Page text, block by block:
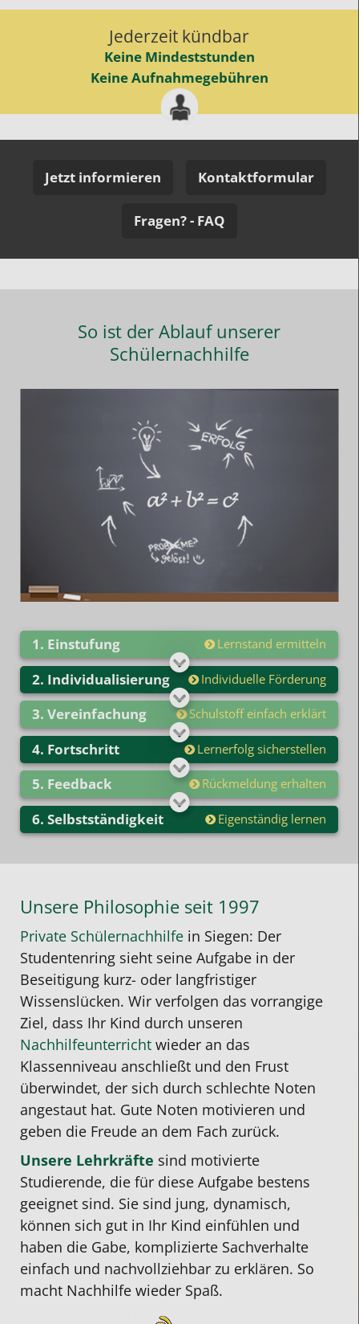
Jederzeit kündbar
Keine Mindeststunden
Keine Aufnahmegebühren
Jetzt informieren Kontaktformular
Fragen? - FAQ
So ist der Ablauf unserer
Schülernachhilfe
Einstufung Lernstand ermitteln
Individualisierung Individuelle Förderung
Vereinfachung Schulstoff einfach erklärt
Fortschritt Lernerfolg sicherstellen
Feedback Rückmeldung erhalten
Selbstständigkeit Eigenständig lernen
Unsere Philosophie seit 1997
Private Schülernachhilfe in Siegen: Der
Studentenring sieht seine Aufgabe in der
Beseitigung kurz- oder langfristiger
Wissenslücken. Wir verfolgen das vorrangige
Ziel, dass Ihr Kind durch unseren
Nachhilfeunterricht wieder an das
Klassenniveau anschließt und den Frust
überwindet, der sich durch schlechte Noten
angestaut hat. Gute Noten motivieren und
geben die Freude an dem Fach zurück.
Unsere Lehrkräfte sind motivierte
Studierende, die für diese Aufgabe bestens
geeignet sind. Sie sind jung, dynamisch,
können sich gut in Ihr Kind einfühlen und
haben die Gabe, komplizierte Sachverhalte
einfach und nachvollziehbar zu erklären. So
macht Nachhilfe wieder Spaß.